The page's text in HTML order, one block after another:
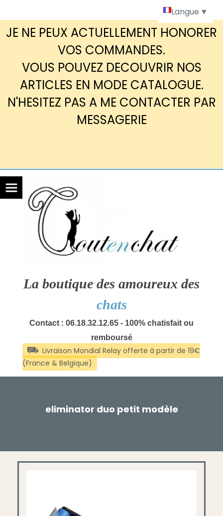
JE NE PEUX ACTUELLEMENT HONORER
VOS COMMANDES.
VOUS POUVEZ DECOUVRIR NOS
ARTICLES EN MODE CATALOGUE.
N'HESITEZ PAS A ME CONTACTER PAR
MESSAGERIE
La boutique des amoureux des
chats
Contact : 06.18.32.12.65 - 100% chatisfait ou
remboursé
eliminator duo petit modèle
Langue ▼